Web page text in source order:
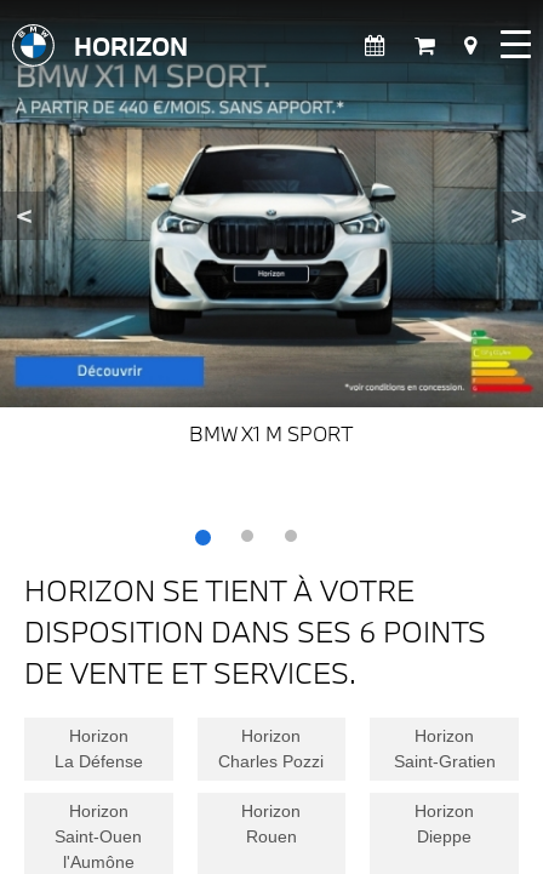
HORIZON
BMW X1 M SPORT
< >
HORIZON SE TIENT À VOTRE
DISPOSITION DANS SES 6 POINTS
DE VENTE ET SERVICES.
Horizon
La Défense
Horizon
Charles Pozzi
Horizon
Saint-Gratien
Horizon
Saint-Ouen
l'Aumône
Horizon
Rouen
Horizon
Dieppe